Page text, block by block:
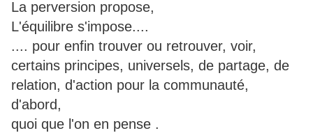
La perversion propose,
L'équilibre s'impose....
.... pour enfin trouver ou retrouver, voir,
certains principes, universels, de partage, de
relation, d'action pour la communauté,
d'abord,
quoi que l'on en pense .